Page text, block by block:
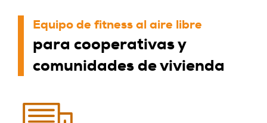
Equipo de fitness al aire libre
para cooperativas y
comunidades de vivienda